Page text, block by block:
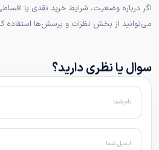
اگر درباره وضعیت، شرایط خرید نقدی یا
می‌توانید از بخش نظرات و پرسش‌ها استفاده
سوال یا نظری دارید؟
نام شما
ایمیل شما